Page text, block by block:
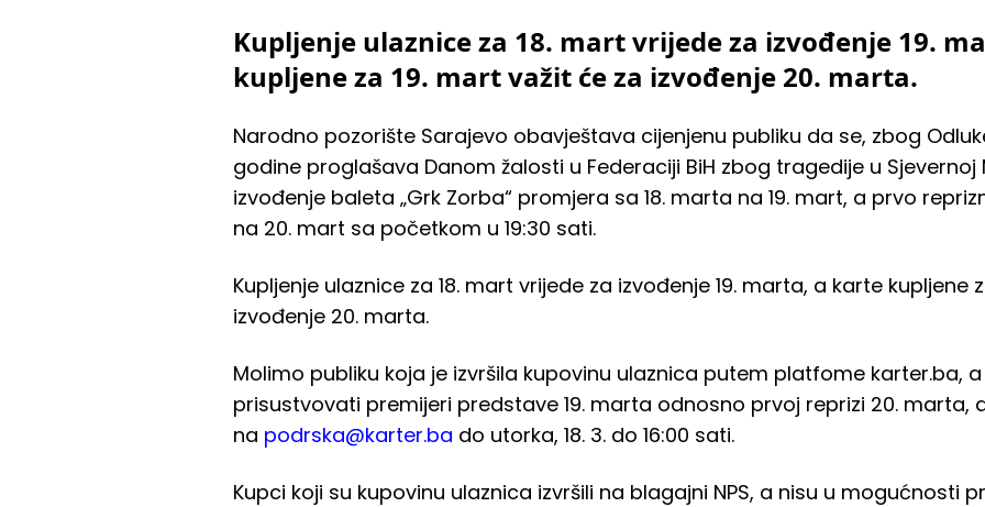
Kupljenje ulaznice za 18. mart vrijede za izvođenje 19.
kupljene za 19. mart važit će za izvođenje 20. marta.
Narodno pozorište Sarajevo obavještava cijenjenu publiku da se, zbog
godine proglašava Danom žalosti u Federaciji BiH zbog tragedije u
izvođenje baleta „Grk Zorba“ promjera sa 18. marta na 19. mart, a prvo
na 20. mart sa početkom u 19:30 sati.
Kupljenje ulaznice za 18. mart vrijede za izvođenje 19. marta, a karte kupljene
izvođenje 20. marta.
Molimo publiku koja je izvršila kupovinu ulaznica putem platfome karter.ba,
prisustvovati premijeri predstave 19. marta odnosno prvoj reprizi 20. marta,
na podrska@karter.ba do utorka, 18. 3. do 16:00 sati.
Kupci koji su kupovinu ulaznica izvršili na blagajni NPS, a nisu u mogućnosti